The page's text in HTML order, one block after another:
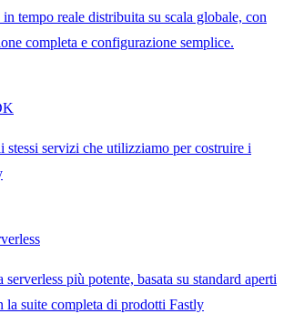
tempo reale distribuita su scala globale, con
completa e configurazione semplice.
stessi servizi che utilizziamo per costruire i
più potente, basata su standard aperti
la suite completa di prodotti Fastly